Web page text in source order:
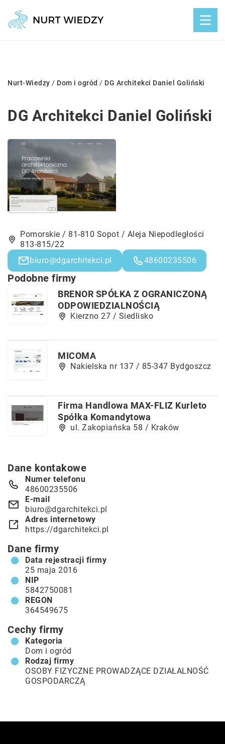
Nurt-Wiedzy / Dom i ogród / DG Architekci Daniel Goliński
DG Architekci Daniel Goliński
Pomorskie / 81-810 Sopot / Aleja Niepodległości
813-815/22
biuro@dgarchitekci.pl
48600235506
Podobne firmy
BRENOR SPÓŁKA Z OGRANICZONĄ
ODPOWIEDZIALNOŚCIĄ
Kierzno 27 / Siedlisko
MICOMA
Nakielska nr 137 / 85-347 Bydgoszcz
Firma Handlowa MAX-FLIZ Kurleto
Spółka Komandytowa
ul. Zakopiańska 58 / Kraków
Dane kontakowe
Numer telefonu
48600235506
E-mail
biuro@dgarchitekci.pl
Adres internetowy
https://dgarchitekci.pl
Dane firmy
Data rejestracji firmy
25 maja 2016
NIP
5842750081
REGON
364549675
Cechy firmy
Kategoria
Dom i ogród
Rodzaj firmy
OSOBY FIZYCZNE PROWADZĄCE DZIAŁALNOŚĆ
GOSPODARCZĄ